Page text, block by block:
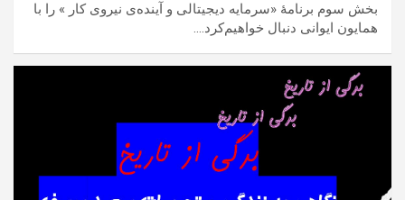
بخش سوم برنامهٔ «سرمایه دیجیتالی و آینده‌ی نیروی کار » را با
همایون ایوانی دنبال خواهیم‌کرد.…